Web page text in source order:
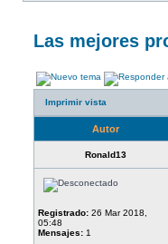
Las mejores
Imprimir vista
Autor
Ronald13
Registrado: 26 Mar 2018,
05:48
Mensajes: 1